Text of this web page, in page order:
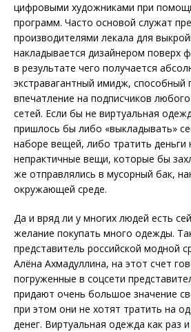
цифровыми художниками при
программ. Часто основой служат
производителями лекала для
накладывается дизайнером поверх
в результате чего получается
экстравагантный имидж, способный
впечатление на подписчиков
сетей. Если бы не виртуальная
пришлось бы либо «выкладывать»
наборе вещей, либо тратить деньги
непрактичные вещи, которые бы
же отправлялись в мусорный бак,
окружающей среде.
Да и вряд ли у многих людей есть
желание покупать много одежды.
представитель российской модной
Алёна Ахмадуллина, на этот счет
погруженные в соцсети
придают очень большое значение
при этом они не хотят тратить на
денег. Виртуальная одежда как раз